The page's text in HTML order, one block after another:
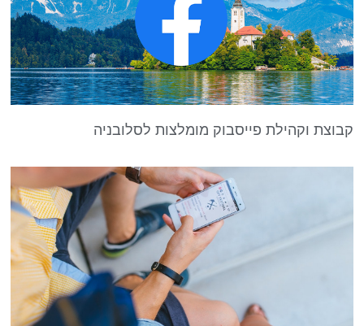
קבוצת וקהילת פייסבוק מומלצות לסלובניה